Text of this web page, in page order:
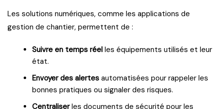
Les solutions numériques, comme les applications de
gestion de chantier, permettent de :
Suivre en temps réel les équipements utilisés et leur
état.
Envoyer des alertes automatisées pour rappeler les
bonnes pratiques ou signaler des risques.
Centraliserles documents de sécurité pour les